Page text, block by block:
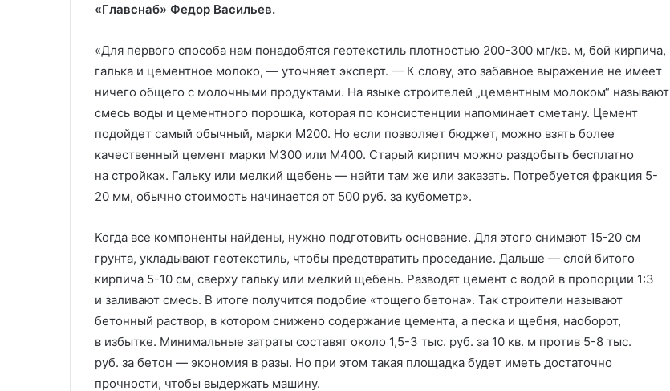
«Главснаб» Федор Васильев.
«Для первого способа нам понадобятся геотекстиль плотностью 200-300 мг/кв. м, бой кирпича,
галька и цементное молоко, — уточняет эксперт. — К слову, это забавное выражение не имеет
ничего общего с молочными продуктами. На языке строителей „цементным молоком“ называют
смесь воды и цементного порошка, которая по консистенции напоминает сметану. Цемент
подойдет самый обычный, марки М200. Но если позволяет бюджет, можно взять более
качественный цемент марки М300 или М400. Старый кирпич можно раздобыть бесплатно
на стройках. Гальку или мелкий щебень — найти там же или заказать. Потребуется фракция 5-
20 мм, обычно стоимость начинается от 500 руб. за кубометр».
Когда все компоненты найдены, нужно подготовить основание. Для этого снимают 15-20 см
грунта, укладывают геотекстиль, чтобы предотвратить проседание. Дальше — слой битого
кирпича 5-10 см, сверху гальку или мелкий щебень. Разводят цемент с водой в пропорции 1:3
и заливают смесь. В итоге получится подобие «тощего бетона». Так строители называют
бетонный раствор, в котором снижено содержание цемента, а песка и щебня, наоборот,
в избытке. Минимальные затраты составят около 1,5-3 тыс. руб. за 10 кв. м против 5-8 тыс.
руб. за бетон — экономия в разы. Но при этом такая площадка будет иметь достаточно
прочности, чтобы выдержать машину.